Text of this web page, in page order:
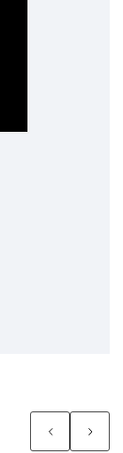
Previous Next